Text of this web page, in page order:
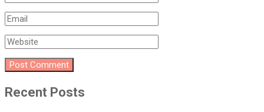
Recent Posts